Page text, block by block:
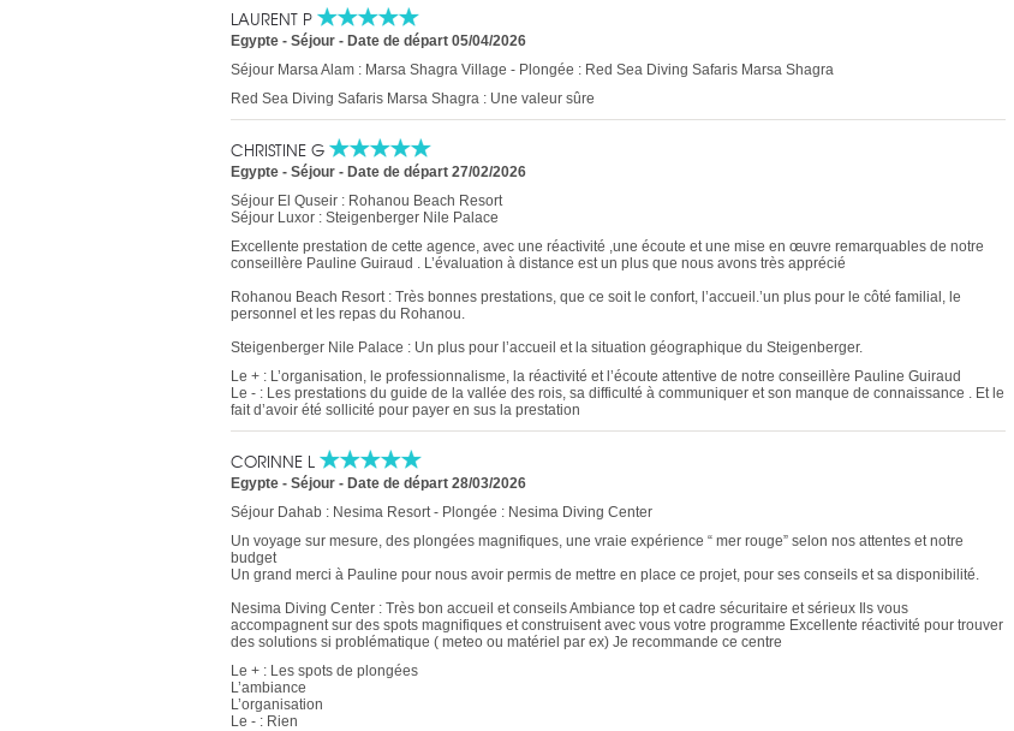
LAURENT P
Egypte - Séjour - Date de départ 05/04/2026
Séjour Marsa Alam : Marsa Shagra Village - Plongée : Red Sea Diving Safaris Marsa Shagra
Red Sea Diving Safaris Marsa Shagra : Une valeur sûre
CHRISTINE G
Egypte - Séjour - Date de départ 27/02/2026
Séjour El Quseir : Rohanou Beach Resort
Séjour Luxor : Steigenberger Nile Palace
Excellente prestation de cette agence, avec une réactivité ,une écoute et une mise en œuvre remarquables de notre
conseillère Pauline Guiraud . L’évaluation à distance est un plus que nous avons très apprécié
Rohanou Beach Resort : Très bonnes prestations, que ce soit le confort, l’accueil.’un plus pour le côté familial, le
personnel et les repas du Rohanou.
Steigenberger Nile Palace : Un plus pour l’accueil et la situation géographique du Steigenberger.
Le + : L’organisation, le professionnalisme, la réactivité et l’écoute attentive de notre conseillère Pauline Guiraud
Le - : Les prestations du guide de la vallée des rois, sa difficulté à communiquer et son manque de connaissance . Et le
fait d’avoir été sollicité pour payer en sus la prestation
CORINNE L
Egypte - Séjour - Date de départ 28/03/2026
Séjour Dahab : Nesima Resort - Plongée : Nesima Diving Center
Un voyage sur mesure, des plongées magnifiques, une vraie expérience “ mer rouge” selon nos attentes et notre
budget
Un grand merci à Pauline pour nous avoir permis de mettre en place ce projet, pour ses conseils et sa disponibilité.
Nesima Diving Center : Très bon accueil et conseils Ambiance top et cadre sécuritaire et sérieux Ils vous
accompagnent sur des spots magnifiques et construisent avec vous votre programme Excellente réactivité pour trouver
des solutions si problématique ( meteo ou matériel par ex) Je recommande ce centre
Le + : Les spots de plongées
L’ambiance
L’organisation
Le - : Rien